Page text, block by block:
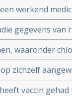
werkend
paar studies
gegevens van
met het corona
waaronder
80 procent
zichzelf
vaccin